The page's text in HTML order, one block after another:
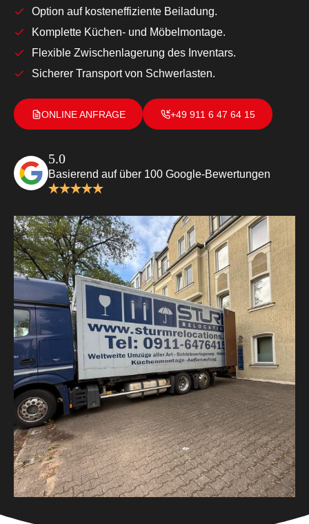
Option auf kosteneffiziente Beiladung.
Komplette Küchen- und Möbelmontage.
Flexible Zwischenlagerung des Inventars.
Sicherer Transport von Schwerlasten.
ONLINE ANFRAGE +49 911 6 47 64 15
5.0
Basierend auf über 100 Google-Bewertungen